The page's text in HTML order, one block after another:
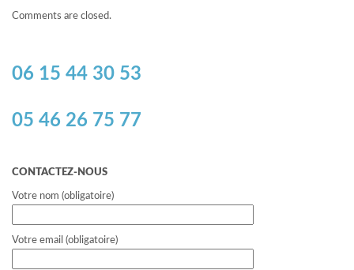
Comments are closed.
06 15 44 30 53
05 46 26 75 77
CONTACTEZ-NOUS
Votre nom (obligatoire)
Votre email (obligatoire)